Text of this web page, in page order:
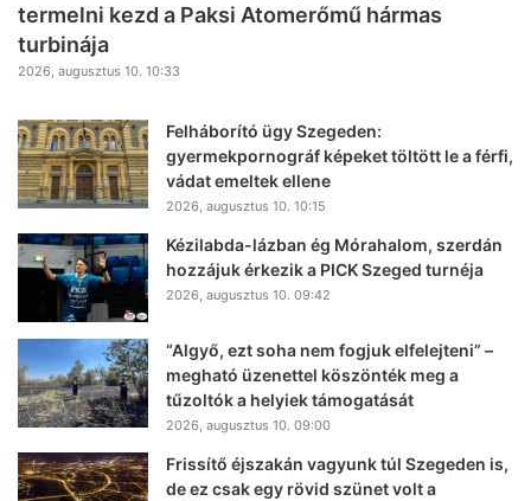
termelni kezd a Paksi Atomerőmű hármas
turbinája
2026, augusztus 10. 10:33
Felháborító ügy Szegeden:
gyermekpornográf képeket töltött le a férfi,
vádat emeltek ellene
2026, augusztus 10. 10:15
Kézilabda-lázban ég Mórahalom, szerdán
hozzájuk érkezik a PICK Szeged turnéja
2026, augusztus 10. 09:42
“Algyő, ezt soha nem fogjuk elfelejteni” –
megható üzenettel köszönték meg a
tűzoltók a helyiek támogatását
2026, augusztus 10. 09:00
Frissítő éjszakán vagyunk túl Szegeden is,
de ez csak egy rövid szünet volt a